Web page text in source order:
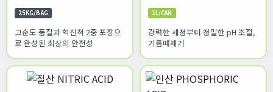
25KG/BAG
고순도 품질과 혁신적 2중 포장으
로 완성된 최상의 안전성
1L/CAN
강력한 세정부터 정밀한 pH 조절,
기름때제거